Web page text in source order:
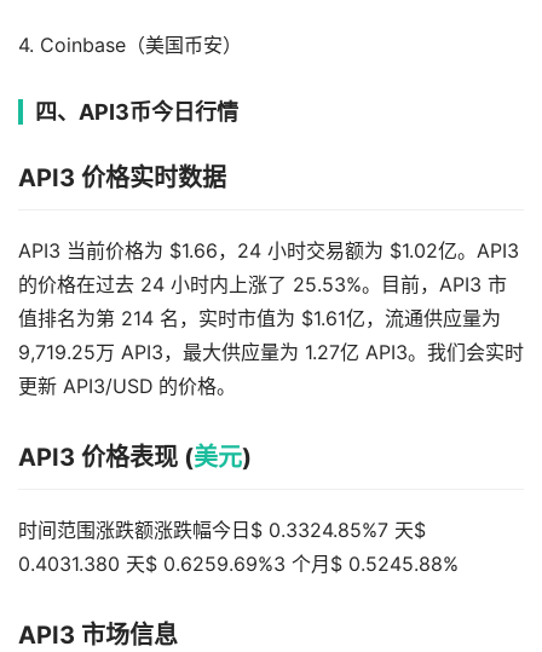
4. Coinbase（美国币安）
四、API3币今日行情
API3 价格实时数据
API3 当前价格为 $1.66，24 小时交易额为 $1.02亿。API3
的价格在过去 24 小时内上涨了 25.53%。目前，API3 市
值排名为第 214 名，实时市值为 $1.61亿，流通供应量为
9,719.25万 API3，最大供应量为 1.27亿 API3。我们会实时
更新 API3/USD 的价格。
API3 价格表现 (美元)
时间范围涨跌额涨跌幅今日$ 0.3324.85%7 天$
0.4031.380 天$ 0.6259.69%3 个月$ 0.5245.88%
API3 市场信息